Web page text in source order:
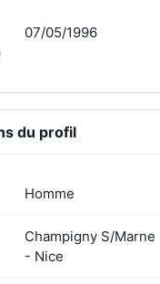
07/05/1996
du profil
Homme
Champigny S/Marne
- Nice